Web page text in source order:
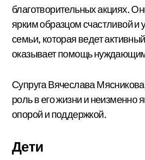
благотворительных акциях.
ярким образцом счастливой и
семьи, которая ведет
оказывает помощь
Супруга Вячеслава
роль в его жизни и неизменно
опорой и поддержкой.
Дети